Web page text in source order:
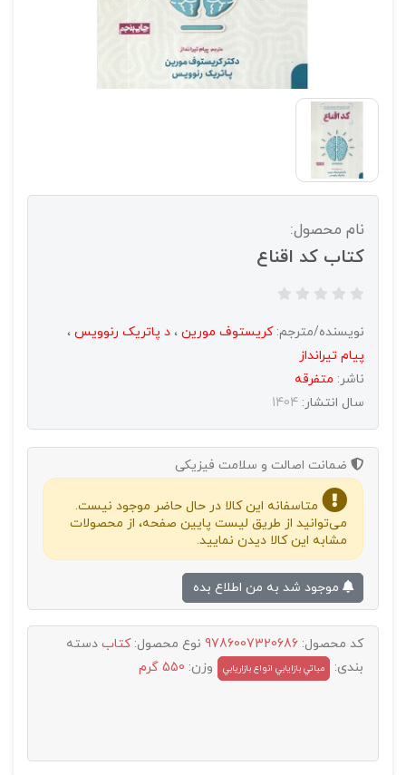
نام محصول:
کتاب کد اقناع
نویسنده/مترجم:کریستوف مورین ، د پاتریک رنوویس ،
پیام تیرانداز
ناشر: متفرقه
سال انتشار: 1404
ضمانت اصالت و سلامت فیزیکی
متاسفانه این کالا در حال حاضر موجود نیست.
می‌توانید از طریق لیست پایین صفحه، از محصولات
مشابه این کالا دیدن نمایید.
کد محصول: 9786007320686 نوع محصول:کتاب دسته
بندی:
مباتي بازايابي انواع بازاريابي وزن: 550 گرم